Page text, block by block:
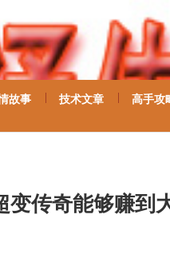
故事 技术文章
高手攻
变传奇能够赚到